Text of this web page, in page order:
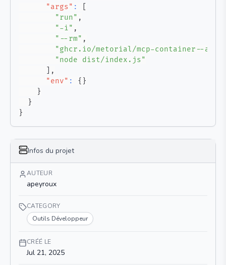
"args" :
"run" ,
"-i" ,
"--rm" ,
"ghcr.io/metorial/mcp-container--
"node dist/index.js"
,
"env" : { }
}
}
}
Infos du projet
AUTEUR
apeyroux
CATEGORY
Outils Développeur
CRÉÉ LE
Jul 21, 2025